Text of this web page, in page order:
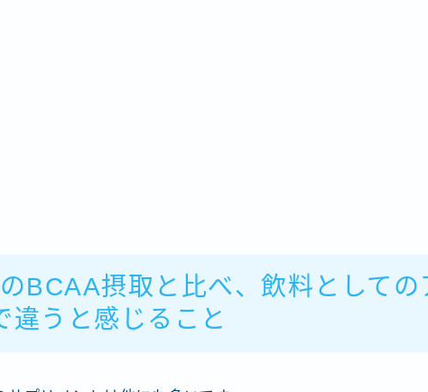
BCAA摂取と比べ、飲料としての
違うと感じること